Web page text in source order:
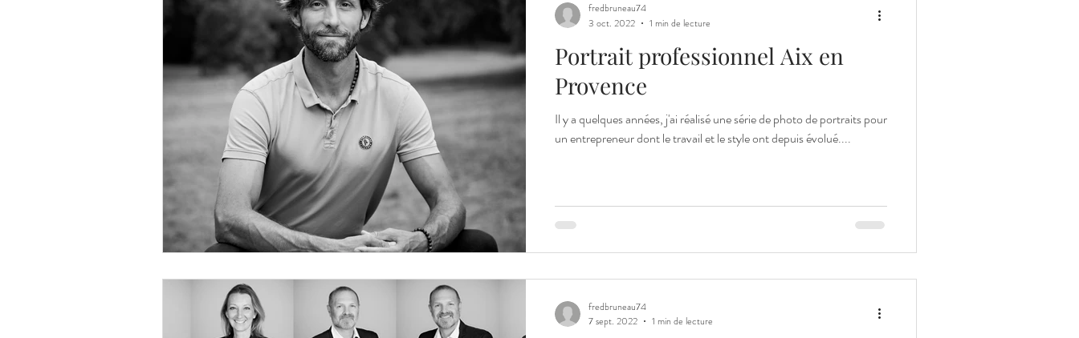
Portrait professionnel Aix en
Provence
Il y a quelques années, j'ai réalisé une série de photo de portraits pour
un entrepreneur dont le travail et le style ont depuis évolué....
fredbruneau74
3 oct. 2022
1 min de lecture
fredbruneau74
7 sept. 2022
1 min de lecture